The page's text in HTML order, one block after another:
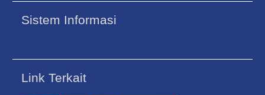
Sistem Informasi
Link Terkait